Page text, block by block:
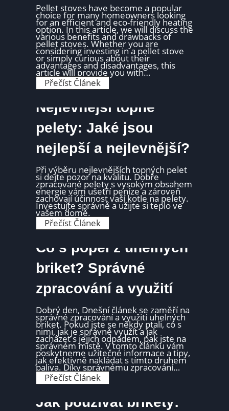
í
b
r
i
k
e
t
a
:
D
é
l
k
h
o
e
n
a
t
p
e
l
n
ý
v
ý
k
o
Pellet stoves​ have become a⁤ popular
choice for many homeowners looking
for ⁢an efficient and ⁣eco-friendly heating
option.⁢ In this article, we will discuss the
various benefits and drawbacks of⁣
pellet⁢ stoves. Whether ⁢you are
considering investing in a⁢ pellet⁢ stove
or simply curious about⁣ their
advantages and disadvantages, this
article will provide‍ you with…
Přečíst ČlánekP
e
t
K
o
u
t
k
u
š
e
n
o
s
t
i
:
a
k
j
s
o
u
v
ý
h
o
d
y
a
n
e
v
ý
h
o
?
Nejlevnější topné
pelety: Jaké jsou
nejlepší a nejlevnější?
Při výběru nejlevnějších topných pelet
si dejte pozor na kvalitu. Dobře
zpracované pelety s vysokým obsahem
energie vám ušetří peníze a zároveň
zachovají účinnost vaší kotle na pelety.
Investujte správně a užijte si teplo ve
vašem domě.
Přečíst ČlánekN
e
e
n
ě
j
š
í
o
p
n
é
p
e
l
e
t
y
:
J
k
Co s popel z uhelných
briket? Správné
zpracování a využití
Dobrý den, Dnešní článek se zaměří na
správné zpracování a využití uhelných
briket. Pokud jste se někdy ptali, co s
nimi, jak je správně využít a jak
zacházet s jejich odpadem, pak jste na
správném místě. V tomto článku vám
poskytneme užitečné informace a tipy,
jak efektivně nakládat s tímto druhem
paliva. Díky správnému zpracování…
Přečíst ČlánekC
o
o
Jak používat brikety: